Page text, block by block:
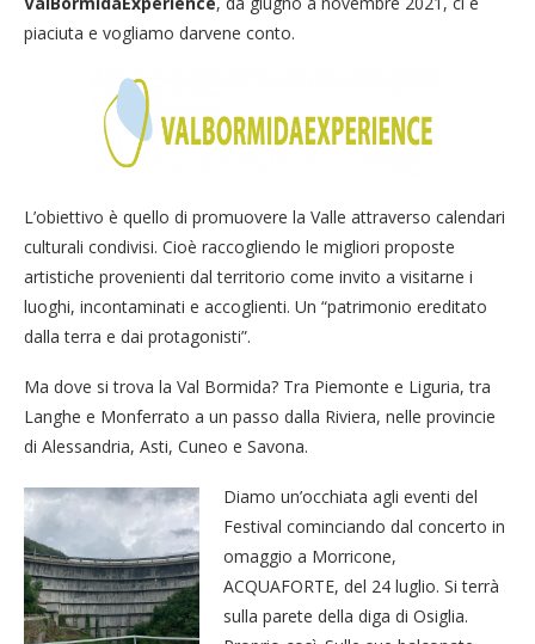
piaciuta e vogliamo darvene conto.
L’obiettivo è quello di promuovere la Valle attraverso calendari
culturali condivisi. Cioè raccogliendo le migliori proposte
artistiche provenienti dal territorio come invito a visitarne i
luoghi, incontaminati e accoglienti. Un “patrimonio ereditato
dalla terra e dai protagonisti”.
Ma dove si trova la Val Bormida? Tra Piemonte e Liguria, tra
Langhe e Monferrato a un passo dalla Riviera, nelle provincie
di Alessandria, Asti, Cuneo e Savona.
Diamo un’occhiata agli eventi del
Festival cominciando dal concerto in
omaggio a Morricone,
ACQUAFORTE, del 24 luglio. Si terrà
sulla parete della diga di Osiglia.